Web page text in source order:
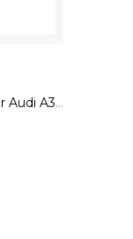
Ansaugbrücke Ansaugkrümmer Audi A3 8P 1,6 06A133203CT 0261230031